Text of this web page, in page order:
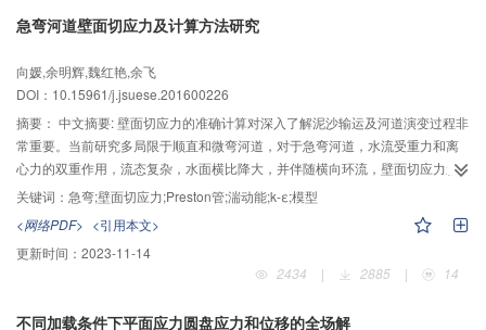
扰。基于可信计算技术构建的网络安全免疫系统，为电力监测控制系统提供了
时也适用于其他业务逻辑固定、系统更新不频繁、安全等级要求高的工业控制
系统。
波动传播问题。针对某水电站引水隧洞工程进行了实例分析，计算结果表明：
部位；2）地震作用下混凝土衬砌迅速进入损伤开裂状态，腰拱部位衬砌应力增
加明显，损伤破坏严重；3）开裂破坏区由腰拱逐渐向两端扩展，与内水直接作
用的内层衬砌结构是抗震设计的薄弱环节。该模型能够合理地反映水工隧洞混
凝土衬砌的地震动响应特性，并为水工隧洞抗震设计提供了一种有效的分析方
法。
急弯河道壁面切应力及计算方法研究
向媛,余明辉,魏红艳,余飞
DOI：10.15961/j.jsuese.201600226
摘要： 中文摘要: 壁面切应力的准确计算对深入了解泥沙输运及河道演变过程非
常重要。当前研究多局限于顺直和微弯河道，对于急弯河道，水流受重力和离
心力的双重作用，流态复杂，水面横比降大，并伴随横向环流，壁面切应力影
响因素众多，各种计算方法的适用性有待进一步研究。开展180°;急弯水槽缓流
试验，采用ADV流速仪以及Preston管监测水流的3维流速和动静水压强差分
布，分析急弯河道水流纵向流速、横向环流以及湍动能重分布特征。基于以上
水流特征，选取4种经验公式法及k-ε数值模拟法计算该水槽控制断面的壁面切
应力，对比发现湍动能法、Preston管经验公式法以及k-ε数值模拟法的计算结
关键词： 急弯;壁面切应力;Preston管;湍动能;k-ε;模型
<网络PDF> <引用本文>
更新时间： 2023-11-14
2434
| 2885 | 14
不同加载条件下平面应力圆盘应力和位移的全场解